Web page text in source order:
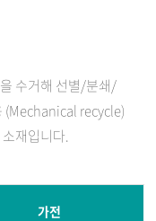
수거해 선별/분쇄/
(Mechanical recycle)
재입니다.
가전